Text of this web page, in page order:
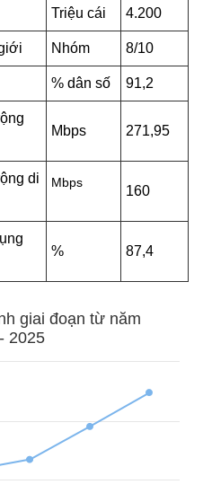
lượng
thảo VBQPPL
English
Triệu cái 4.200
Nhóm 8/10
% dân số 91,2
Mbps 271,95
di
Mbps
160
% 87,4
giai đoạn từ năm
2025